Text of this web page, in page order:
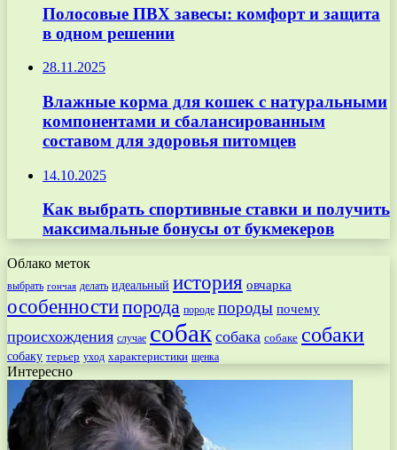
Полосовые ПВХ завесы: комфорт и защита
в одном решении
28.11.2025
Влажные корма для кошек с натуральными
компонентами и сбалансированным
составом для здоровья питомцев
14.10.2025
Как выбрать спортивные ставки и получить
максимальные бонусы от букмекеров
Облако меток
выбрать гончая делать идеальный история овчарка
особенностипорода породе породы почему
происхождения случае собак собака собаке собаки
собаку терьер уход характеристики щенка
Интересно